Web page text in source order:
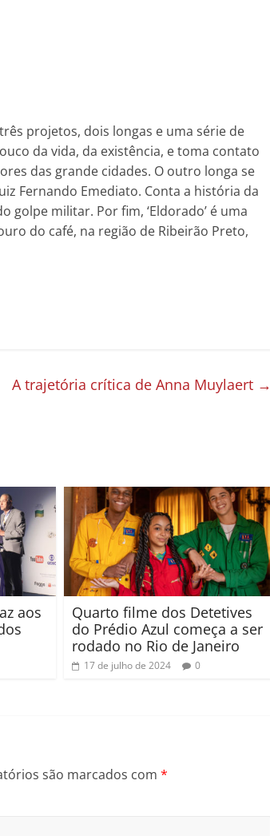
projetos, dois longas e uma série de
da vida, da existência, e toma contato
das grande cidades. O outro longa se
Fernando Emediato. Conta a história da
militar. Por fim, ‘Eldorado’ é uma
do café, na região de Ribeirão Preto,
A trajetória crítica de Anna Muylaert →
aos
Quarto filme dos Detetives
do Prédio Azul começa a ser
rodado no Rio de Janeiro
17 de julho de 2024 0
são marcados com *